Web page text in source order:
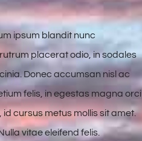
ipsum blandit nunc
placerat odio, in sodales
Donec accumsan nisl ac
felis, in egestas magna orci
cursus metus mollis sit amet.
vitae eleifend felis.